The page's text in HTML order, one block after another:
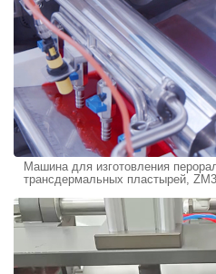
Машина для изготовления
трансдермальных пластырей,